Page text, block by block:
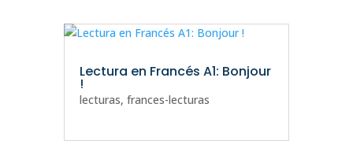
Lectura en Francés A1: Bonjour
!
lecturas, frances-lecturas